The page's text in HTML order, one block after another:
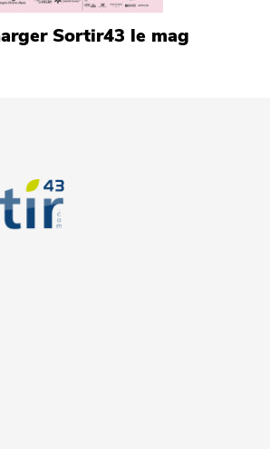
Sortir43 le mag